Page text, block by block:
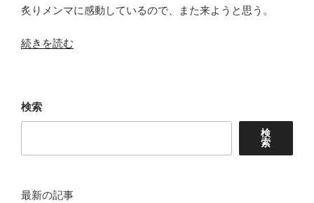
炙りメンマに感動しているので、また来ようと思う。
“炙
マ
チ
続きを読む
検索
検
索
最新の記事